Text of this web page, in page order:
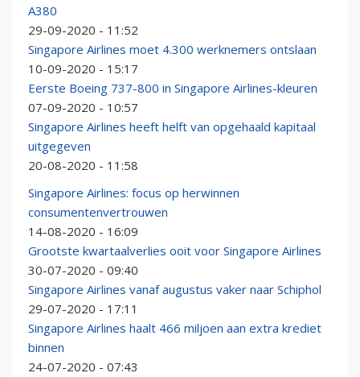
A380
29-09-2020 - 11:52
Singapore Airlines moet 4.300 werknemers ontslaan
10-09-2020 - 15:17
Eerste Boeing 737-800 in Singapore Airlines-kleuren
07-09-2020 - 10:57
Singapore Airlines heeft helft van opgehaald kapitaal
uitgegeven
20-08-2020 - 11:58
Singapore Airlines: focus op herwinnen
consumentenvertrouwen
14-08-2020 - 16:09
Grootste kwartaalverlies ooit voor Singapore Airlines
30-07-2020 - 09:40
Singapore Airlines vanaf augustus vaker naar Schiphol
29-07-2020 - 17:11
Singapore Airlines haalt 466 miljoen aan extra krediet
binnen
24-07-2020 - 07:43